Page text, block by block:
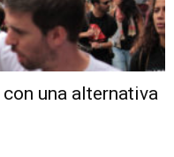
una alternativa